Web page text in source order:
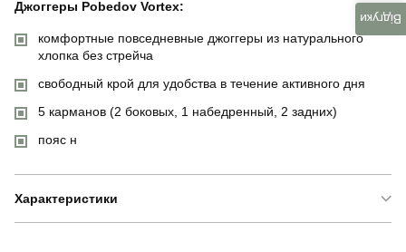
Джоггеры Pobedov Vortex:
комфортные повседневные джоггеры из натурального
хлопка без стрейча
свободный крой для удобства в течение активного дня
5 карманов (2 боковых, 1 набедренный, 2 задних)
пояс н
Характеристики
Відгуки